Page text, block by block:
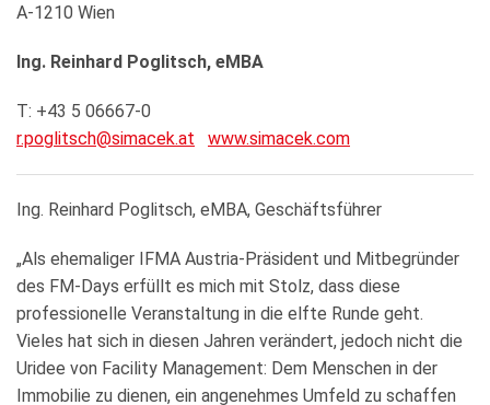
A-1210 Wien
Ing. Reinhard Poglitsch, eMBA
T: +43 5 06667-0
r.poglitsch@simacek.at
www.simacek.com
Ing. Reinhard Poglitsch, eMBA, Geschäftsführer
„Als ehemaliger IFMA Austria-Präsident und Mitbegründer
des FM-Days erfüllt es mich mit Stolz, dass diese
professionelle Veranstaltung in die elfte Runde geht.
Vieles hat sich in diesen Jahren verändert, jedoch nicht die
Uridee von Facility Management: Dem Menschen in der
Immobilie zu dienen, ein angenehmes Umfeld zu schaffen